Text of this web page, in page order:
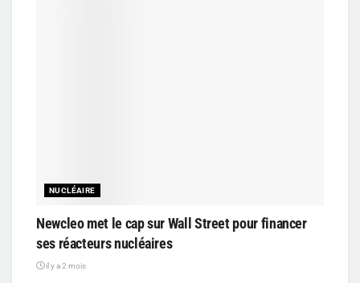
NUCLÉAIRE
Newcleo met le cap sur Wall Street pour financer
ses réacteurs nucléaires
il y a 2 mois